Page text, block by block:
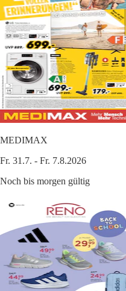
MEDIMAX
Fr. 31.7. - Fr. 7.8.2026
Noch bis morgen gültig